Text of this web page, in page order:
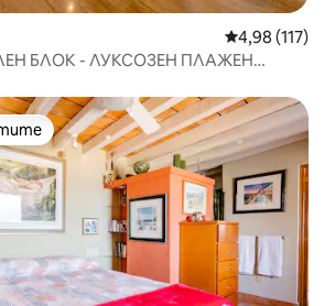
Средна
4,98 (117)
БЛОК - ЛУКСОЗЕН ПЛАЖЕН
на гостите